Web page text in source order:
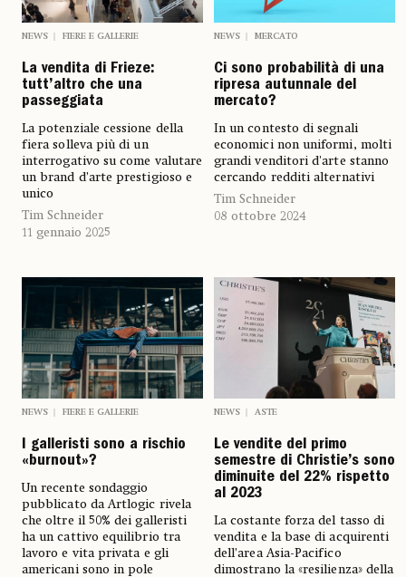
NEWS FIERE E GALLERIE
La vendita di Frieze:
tutt’altro che una
passeggiata
La potenziale cessione della
fiera solleva più di un
interrogativo su come valutare
un brand d’arte prestigioso e
unico
Tim Schneider
11 gennaio 2025
NEWS MERCATO
Ci sono probabilità di una
ripresa autunnale del
mercato?
In un contesto di segnali
economici non uniformi, molti
grandi venditori d'arte stanno
cercando redditi alternativi
Tim Schneider
08 ottobre 2024
NEWS FIERE E GALLERIE
I galleristi sono a rischio
«burnout»?
Un recente sondaggio
pubblicato da Artlogic rivela
che oltre il 50% dei galleristi
ha un cattivo equilibrio tra
lavoro e vita privata e gli
americani sono in pole
NEWS ASTE
Le vendite del primo
semestre di Christie’s sono
diminuite del 22% rispetto
al 2023
La costante forza del tasso di
vendita e la base di acquirenti
dell’area Asia-Pacifico
dimostrano la «resilienza» della